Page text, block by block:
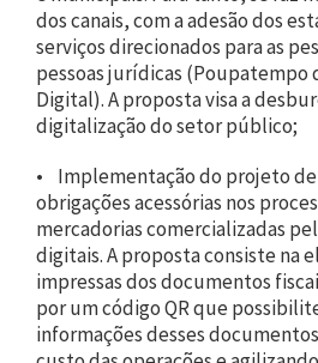
dos canais, com a adesão dos
serviços direcionados para as
pessoas jurídicas (Poupatempo
Digital). A proposta visa a
digitalização do setor público;
• Implementação do projeto
obrigações acessórias nos
mercadorias comercializadas
digitais. A proposta consiste na
impressas dos documentos
por um código QR que
informações desses